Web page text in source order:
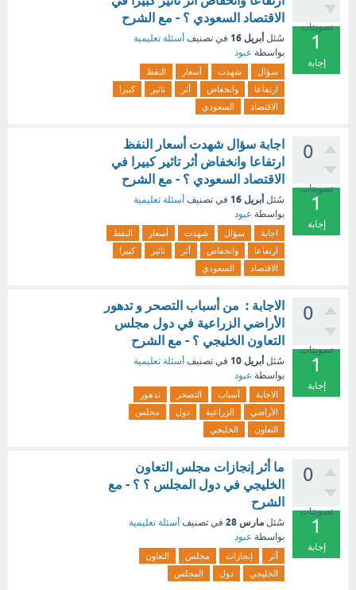
تصويتات
1
إجابة
الاقتصاد السعودي ؟ - مع الشرح
سُئل أبريل 16 في تصنيف أسئلة تعليمية
بواسطة عبود
سؤال شهدت أسعار
النفظ
ارتفاعا
وانخفاض أثر تاثير
كبيرا
الاقتصاد
السعودي
0
تصويتات
1
إجابة
اجابة سؤال شهدت أسعار النفظ
ارتفاعا وانخفاض أثر تاثير كبيرا في
الاقتصاد السعودي ؟ - مع الشرح
سُئل أبريل 16 في تصنيف أسئلة تعليمية
بواسطة عبود
اجابة سؤال شهدت أسعار
النفظ
ارتفاعا
وانخفاض أثر تاثير
كبيرا
الاقتصاد
السعودي
0
تصويتات
1
إجابة
الاجابة : من أسباب التصحر و تدهور
الأراضي الزراعية في دول مجلس
التعاون الخليجي ؟ - مع الشرح
سُئل أبريل 10 في تصنيف أسئلة تعليمية
بواسطة عبود
الاجابة أسباب التصحر
تدهور
الأراضي
الزراعية دول
مجلس
التعاون
الخليجي
0
تصويتات
1
إجابة
ما أثر إنجازات مجلس التعاون
الخليجي في دول المجلس ؟ ؟ - مع
الشرح
سُئل مارس 28 في تصنيف أسئلة تعليمية
بواسطة عبود
أثر إنجازات مجلس
التعاون
الخليجي
دول المجلس